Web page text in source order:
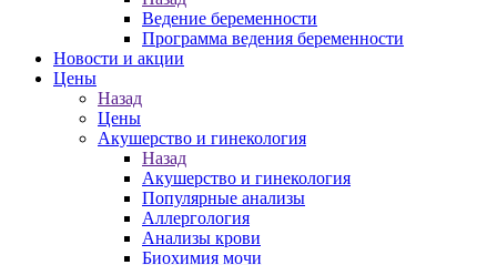
Ведение беременности
Программа ведения беременности
Новости и акции
Цены
Назад
Цены
Акушерство и гинекология
Назад
Акушерство и гинекология
Популярные анализы
Аллергология
Анализы крови
Биохимия мочи